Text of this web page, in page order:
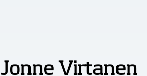
Jonne Virtanen